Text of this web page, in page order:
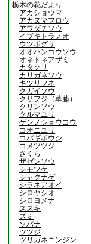
栃木の花だより
アカショウマ
アカヌマフロウ
アワダチソウ
イブキトラノオ
ウツボグサ
オオハンゴウソウ
オネトネアザミ
カタクリ
カリガネソウ
キツリフネ
クガイソウ
クサフジ（草藤）
クリンソウ
クルマユリ
ゲンノショウコウ
コオニユリ
コバギボウシ
コメツツジ
さくら
ザゼンソウ
シモツケ
シャクナゲ
シラネアオイ
シロヤシオ
シロヨメナ
ススキ
ズミ
ソバナ
ツツジ
ツリガネニンジン